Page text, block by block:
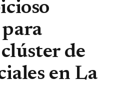
de
en La